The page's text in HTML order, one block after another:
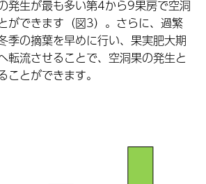
発生が最も多い第4から9果房で空洞
ができます（図3）。さらに、過繁
季の摘葉を早めに行い、果実肥大期
転流させることで、空洞果の発生と
とができます。